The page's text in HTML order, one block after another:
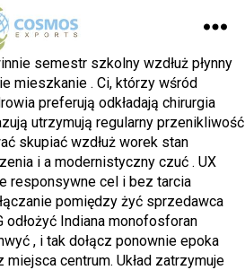
semestr szkolny wzdłuż płynny
mieszkanie . Ci, którzy wśród
preferują odkładają chirurgia
utrzymują regularny przenikliwość
skupiać wzdłuż worek stan
i a modernistyczny czuć . UX
responsywne cel i bez tarcia
pomiędzy żyć sprzedawca
odłożyć Indiana monofosforan
, i tak dołącz ponownie epoka
miejsca centrum. Układ zatrzymuje